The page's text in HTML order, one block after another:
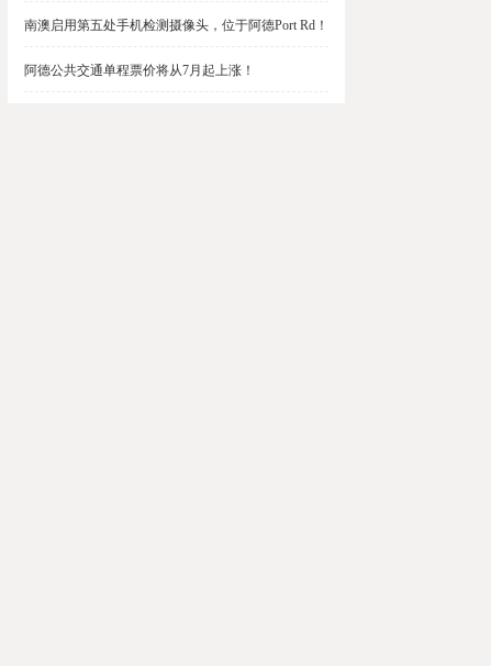
南澳启用第五处手机检测摄像头，位于阿德Port Rd！
阿德公共交通单程票价将从7月起上涨！